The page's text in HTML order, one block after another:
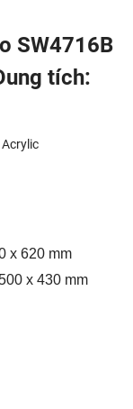
SW4716B
tích:
Acrylic
x 620 mm
x 430 mm